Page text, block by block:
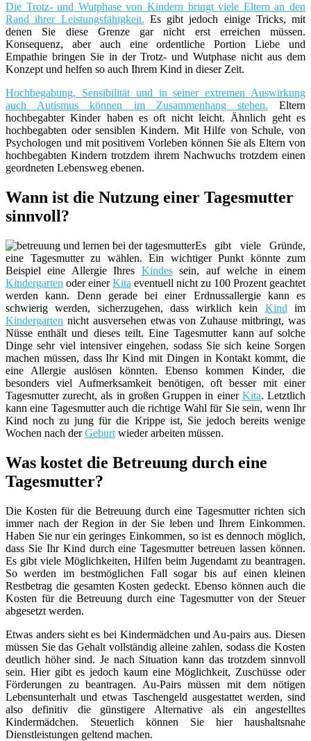
Die Trotz- und Wutphase von Kindern bringt viele Eltern an den
Rand ihrer Leistungsfähigkeit. Es gibt jedoch einige Tricks, mit
denen Sie diese Grenze gar nicht erst erreichen müssen.
Konsequenz, aber auch eine ordentliche Portion Liebe und
Empathie bringen Sie in der Trotz- und Wutphase nicht aus dem
Konzept und helfen so auch Ihrem Kind in dieser Zeit.
Hochbegabung, Sensibilität und in seiner extremen Auswirkung
auch Autismus können im Zusammenhang stehen. Eltern
hochbegabter Kinder haben es oft nicht leicht. Ähnlich geht es
hochbegabten oder sensiblen Kindern. Mit Hilfe von Schule, von
Psychologen und mit positivem Vorleben können Sie als Eltern von
hochbegabten Kindern trotzdem ihrem Nachwuchs trotzdem einen
geordneten Lebensweg ebenen.
Wann ist die Nutzung einer Tagesmutter
sinnvoll?
Es gibt viele Gründe,
eine Tagesmutter zu wählen. Ein wichtiger Punkt könnte zum
Beispiel eine Allergie Ihres Kindessein, auf welche in einem
Kindergarten oder einerKita eventuell nicht zu 100 Prozent geachtet
werden kann. Denn gerade bei einer Erdnussallergie kann es
schwierig werden, sicherzugehen, dass wirklich kein Kind im
Kindergarten nicht ausversehen etwas von Zuhause mitbringt, was
Nüsse enthält und dieses teilt. Eine Tagesmutter kann auf solche
Dinge sehr viel intensiver eingehen, sodass Sie sich keine Sorgen
machen müssen, dass Ihr Kind mit Dingen in Kontakt kommt, die
eine Allergie auslösen könnten. Ebenso kommen Kinder, die
besonders viel Aufmerksamkeit benötigen, oft besser mit einer
Tagesmutter zurecht, als in großen Gruppen in einer Kita. Letztlich
kann eine Tagesmutter auch die richtige Wahl für Sie sein, wenn Ihr
Kind noch zu jung für die Krippe ist, Sie jedoch bereits wenige
Wochen nach derGeburt wieder arbeiten müssen.
Was kostet die Betreuung durch eine
Tagesmutter?
Die Kosten für die Betreuung durch eine Tagesmutter richten sich
immer nach der Region in der Sie leben und Ihrem Einkommen.
Haben Sie nur ein geringes Einkommen, so ist es dennoch möglich,
dass Sie Ihr Kind durch eine Tagesmutter betreuen lassen können.
Es gibt viele Möglichkeiten, Hilfen beim Jugendamt zu beantragen.
So werden im bestmöglichen Fall sogar bis auf einen kleinen
Restbetrag die gesamten Kosten gedeckt. Ebenso können auch die
Kosten für die Betreuung durch eine Tagesmutter von der Steuer
abgesetzt werden.
Etwas anders sieht es bei Kindermädchen und Au-pairs aus. Diesen
müssen Sie das Gehalt vollständig alleine zahlen, sodass die Kosten
deutlich höher sind. Je nach Situation kann das trotzdem sinnvoll
sein. Hier gibt es jedoch kaum eine Möglichkeit, Zuschüsse oder
Förderungen zu beantragen. Au-Pairs müssen mit dem nötigen
Lebensunterhalt und etwas Taschengeld ausgestattet werden, sind
also definitiv die günstigere Alternative als ein angestelltes
Kindermädchen. Steuerlich können Sie hier haushaltsnahe
Dienstleistungen geltend machen.